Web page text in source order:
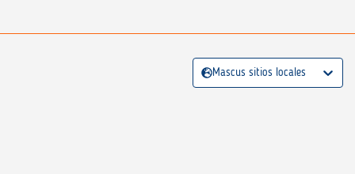
Mascus sitios locales